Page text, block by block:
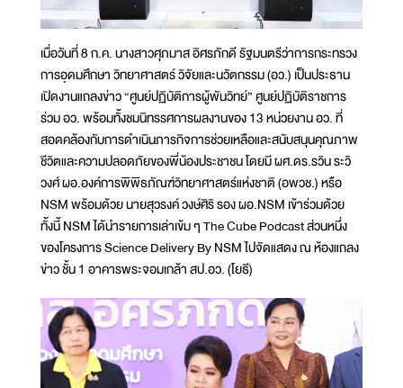
เมื่อวันที่ 8 ก.ค. นางสาวศุภมาส อิศรภักดี รัฐมนตรีว่าการกระทรวง
การอุดมศึกษา วิทยาศาสตร์ วิจัยและนวัตกรรม (อว.) เป็นประธาน
เปิดงานแถลงข่าว “ศูนย์ปฏิบัติการผู้พันวิทย์” ศูนย์ปฏิบัติราชการ
ร่วม อว. พร้อมทั้งชมนิทรรศการผลงานของ 13 หน่วยงาน อว. ที่
สอดคล้องกับการดำเนินภารกิจการช่วยเหลือและสนับสนุนคุณภาพ
ชีวิตและความปลอดภัยของพี่น้องประชาชน โดยมี ผศ.ดร.รวิน ระวิ
วงศ์ ผอ.องค์การพิพิธภัณฑ์วิทยาศาสตร์แห่งชาติ (อพวช.) หรือ
NSM พร้อมด้วย นายสุวรงค์ วงษ์ศิริ รอง ผอ.NSM เข้าร่วมด้วย
ทั้งนี้ NSM ได้นำรายการเล่าเข้ม ๆ The Cube Podcast ส่วนหนึ่ง
ของโครงการ Science Delivery By NSM ไปจัดแสดง ณ ห้องแถลง
ข่าว ชั้น 1 อาคารพระจอมเกล้า สป.อว. (โยธี)